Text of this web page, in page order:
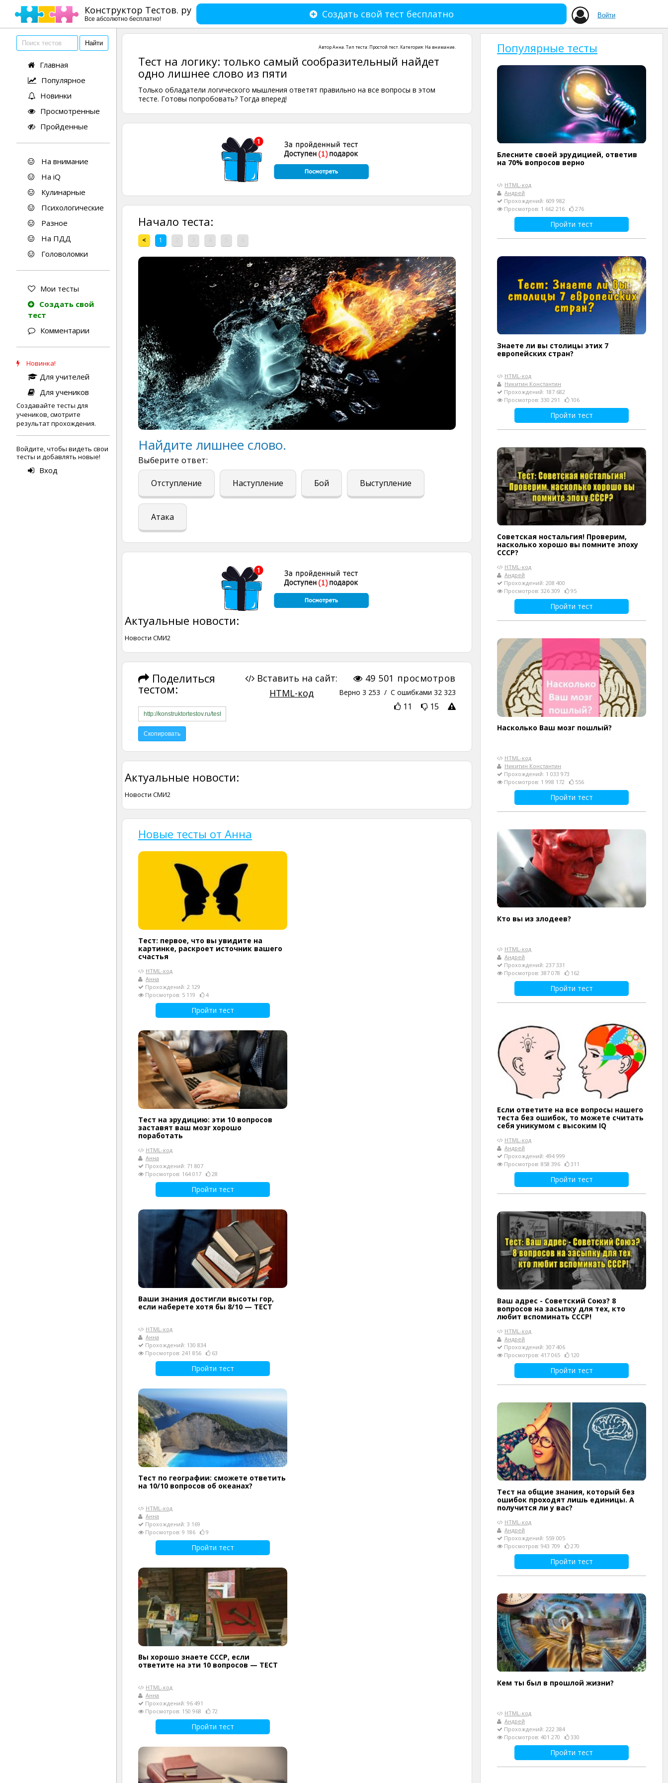
Конструктор Тестов. ру
Все абсолютно бесплатно! Войти
Создать свой тест бесплатно
Главная
Популярное
Новинки
Просмотренные
Пройденные
На внимание
На iQ
Кулинарные
Психологические
Разное
На ПДД
Головоломки
Мои тесты
Создать свой
тест
Комментарии
Новинка!
Для учителей
Для учеников
Создавайте тесты для
учеников, смотрите
результат прохождения.
Войдите, чтобы видеть свои
тесты и добавлять новые!
Вход
АвторАнна. Тип теста: Простой тест. Категория: На внимание.
Тест на логику: только самый сообразительный найдет
одно лишнее слово из пяти
Только обладатели логического мышления ответят правильно на все вопросы в этом
тесте. Готовы попробовать? Тогда вперед!
Начало теста:
< 1
Найдите лишнее слово.
Выберите ответ:
Отступление Наступление Бой Выступление
Атака
Актуальные новости:
Новости СМИ2
Поделиться
тестом:
49 501 просмотров
Верно 3 253 / С ошибками 32 323
11 15
Вставить на сайт:
HTML-код
Актуальные новости:
Новости СМИ2
Новые тесты от Анна
Тест: первое, что вы увидите на
картинке, раскроет источник вашего
счастья
HTML-код
Анна
Прохождений: 2 129
Просмотров: 5 119
4
Пройти тест
Тест на эрудицию: эти 10 вопросов
заставят ваш мозг хорошо
поработать
HTML-код
Анна
Прохождений: 71 807
Просмотров: 164 017
28
Пройти тест
Ваши знания достигли высоты гор,
если наберете хотя бы 8/10 — ТЕСТ
HTML-код
Анна
Прохождений: 130 834
Просмотров: 241 856
63
Пройти тест
Тест по географии: сможете ответить
на 10/10 вопросов об океанах?
HTML-код
Анна
Прохождений: 3 169
Просмотров: 9 186
9
Пройти тест
Вы хорошо знаете СССР, если
ответите на эти 10 вопросов — ТЕСТ
HTML-код
Анна
Прохождений: 96 491
Просмотров: 150 968
72
Пройти тест
Популярные тесты
Блесните своей эрудицией, ответив
на 70% вопросов верно
HTML-код
Андрей
Прохождений: 609 982
Просмотров: 1 662 216
276
Пройти тест
Знаете ли вы столицы этих 7
европейских стран?
HTML-код
Никитин Константин
Прохождений: 187 682
Просмотров: 330 291
106
Пройти тест
Советская ностальгия! Проверим,
насколько хорошо вы помните эпоху
СССР?
HTML-код
Андрей
Прохождений: 208 400
Просмотров: 326 309
95
Пройти тест
Насколько Ваш мозг пошлый?
HTML-код
Никитин Константин
Прохождений: 1 033 973
Просмотров: 1 998 172
556
Пройти тест
Кто вы из злодеев?
HTML-код
Андрей
Прохождений: 237 331
Просмотров: 387 078
162
Пройти тест
Если ответите на все вопросы нашего
теста без ошибок, то можете считать
себя уникумом с высоким IQ
HTML-код
Андрей
Прохождений: 494 999
Просмотров: 858 396
311
Пройти тест
Ваш адрес - Советский Союз? 8
вопросов на засыпку для тех, кто
любит вспоминать СССР!
HTML-код
Андрей
Прохождений: 307 406
Просмотров: 417 065
120
Пройти тест
Тест на общие знания, который без
ошибок проходят лишь единицы. А
получится ли у вас?
HTML-код
Андрей
Прохождений: 559 005
Просмотров: 943 709
270
Пройти тест
Кем ты был в прошлой жизни?
HTML-код
Андрей
Прохождений: 222 384
Просмотров: 401 270
330
Пройти тест